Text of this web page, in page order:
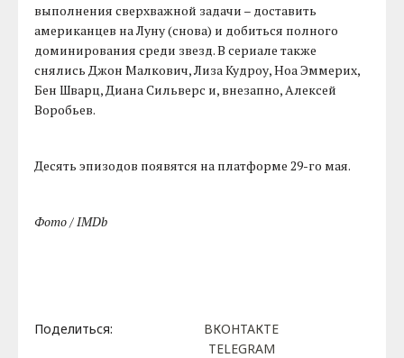
выполнения сверхважной задачи – доставить
американцев на Луну (снова) и добиться полного
доминирования среди звезд. В сериале также
снялись Джон Малкович, Лиза Кудроу, Ноа Эммерих,
Бен Шварц, Диана Сильверс и, внезапно, Алексей
Воробьев.
Десять эпизодов появятся на платформе 29-го мая.
Фото / IMDb
Поделиться:
ВКОНТАКТЕ
TELEGRAM